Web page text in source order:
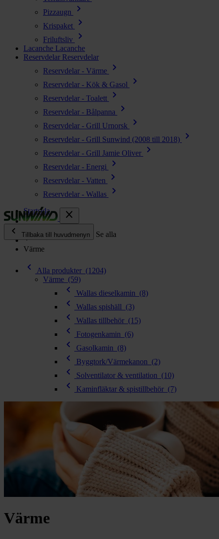
Pizzaugn chevron_right
Krispaket chevron_right
Friluftsliv chevron_right
Lacanche Lacanche
Reservdelar Reservdelar
Reservdelar - Värme
chevron_right
Reservdelar - Kök & Gasol chevron_right
Reservdelar - Toalett chevron_right
Reservdelar - Bålpanna chevron_right
Reservdelar - Grill Urnorsk chevron_right
Reservdelar - Grill Sunwind (2008 till 2018) chevron_right
Reservdelar - Grill Jamie Oliver chevron_right
Reservdelar - Energi chevron_right
Reservdelar - Vatten chevron_right
Reservdelar - Wallas
chevron_right
close
chevron_left
Tillbaka till huvudmenyn Se alla
Kök & Gasol chevron_right
chevron_right
chevron_right
chevron_right
chevron_right
Reservdelar chevron_right
Startsida
Värme
chevron_left Alla produkter (1204)
Värme (59)
chevron_left Wallas dieselkamin (8)
chevron_left Wallas spishäll (3)
chevron_left Wallas tillbehör (15)
chevron_left Fotogenkamin (6)
chevron_left Gasolkamin (8)
chevron_left Byggtork/Värmekanon (2)
chevron_left Solventilator & ventilation (10)
chevron_left Kaminfläktar & spistillbehör (7)
Värme